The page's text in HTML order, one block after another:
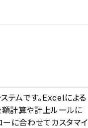
テムです。Excelによる
計算や計上ルールに
に合わせてカスタマイ